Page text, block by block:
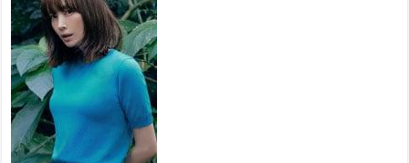
суралцана
2026 оны 7 сар 21 / 13 цаг 43 минут
COP17 хурлын үеэрх замын
хөдөлгөөн, нийтийн тээврийн
зохицуулалт, сургууль,
цэцэрлэг, зах, худалдааны
төвийн ажиллах хуваарийг гаргаж, иргэдэд
мэдээлэхийг үүрэг болголоо